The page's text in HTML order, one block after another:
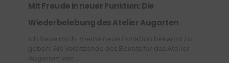
Mit Freude in neuer Funktion: Die
Wiederbelebung des Atelier Augarten
Ich freue mich, meine neue Funktion bekannt zu
geben: Als Vorsitzende des Beirats für das Atelier
Augarten wer ...